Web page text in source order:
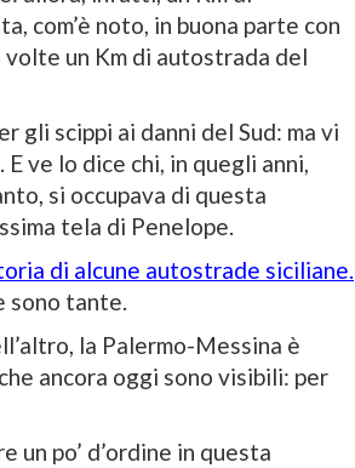
com’è noto, in buona parte con
un Km di autostrada del
gli scippi ai danni del Sud: ma vi
ve lo dice chi, in quegli anni,
si occupava di questa
tela di Penelope.
di alcune autostrade siciliane.
sono tante.
la Palermo-Messina è
ancora oggi sono visibili: per
un po’ d’ordine in questa